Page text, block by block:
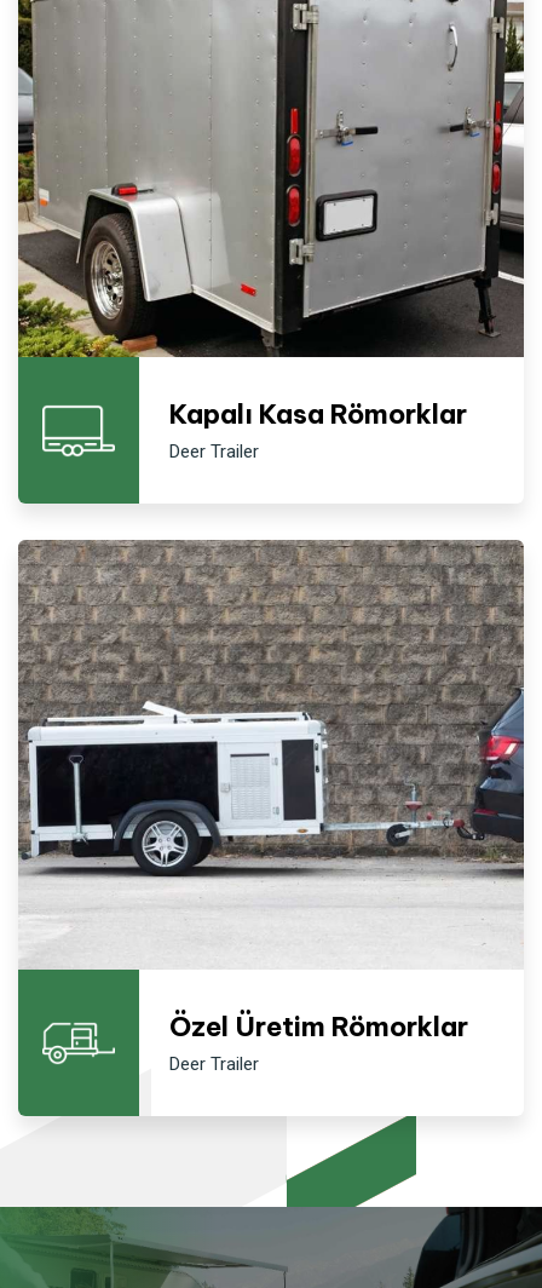
Kapalı Kasa Römorklar
Deer Trailer
Özel Üretim Römorklar
Deer Trailer